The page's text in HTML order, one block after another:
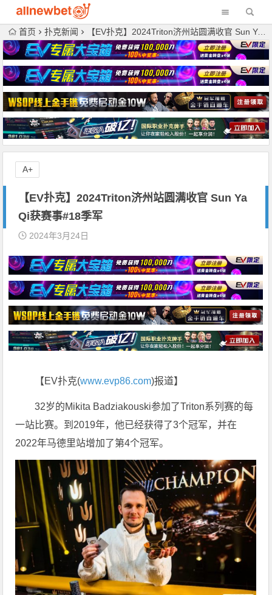
首页 扑克新闻 【EV扑克】2024Triton济州站圆满收官 Sun Ya Qi获赛事#18季军
【EV扑克】2024Triton济州站圆满收官 Sun Ya
Qi获赛事#18季军
2024年3月24日
【EV扑克(www.evp86.com)报道】
32岁的Mikita Badziakouski参加了Triton系列赛的每
一站比赛。到2019年，他已经获得了3个冠军，并在
2022年马德里站增加了第4个冠军。
A+